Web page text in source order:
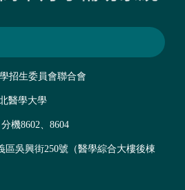
招生委員會聯合會
醫學大學
機8602、8604
區吳興街250號（醫學綜合大樓後棟